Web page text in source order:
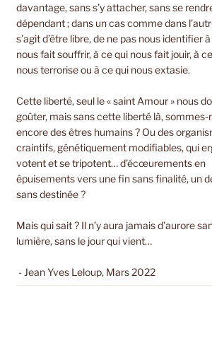
davantage, sans s’y attacher, sans se
dépendant ; dans un cas comme dans
s’agit d’être libre, de ne pas nous identifier
nous fait souffrir, à ce qui nous fait jouir, à
nous terrorise ou à ce qui nous extasie.
Cette liberté, seul le « saint Amour » nous
goûter, mais sans cette liberté là, sommes-
encore des êtres humains ? Ou des
craintifs, génétiquement modifiables, qui
votent et se tripotent… d’écœurements en
épuisements vers une fin sans finalité, un
sans destinée ?
Mais qui sait ? Il n’y aura jamais d’aurore
lumière, sans le jour qui vient…
- Jean Yves Leloup, Mars 2022